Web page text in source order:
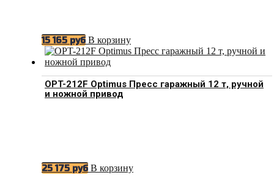
15 165 руб В корзину
OPT-212F Optimus Пресс гаражный 12 т, ручной
и ножной привод
25 175 руб В корзину